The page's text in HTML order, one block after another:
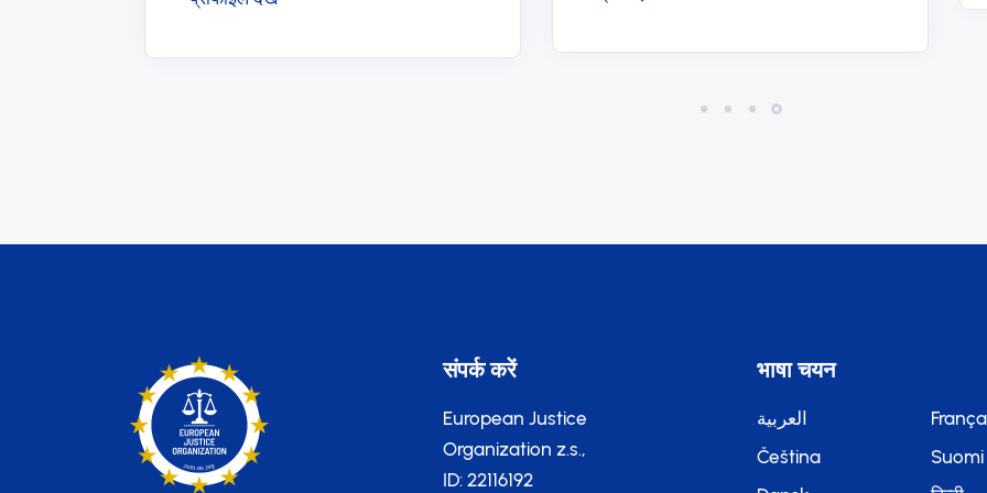
संपर्क करें
European Justice
Organization z.s.,
ID: 22116192
भाषा चयन
العربية
Čeština
Suomi